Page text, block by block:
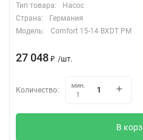
Тип товара:
Насос
Страна:
Германия
Модель:
Comfort 15-14 BXDT PM
27 048 ₽ /шт.
Количество:
мин.
1
В